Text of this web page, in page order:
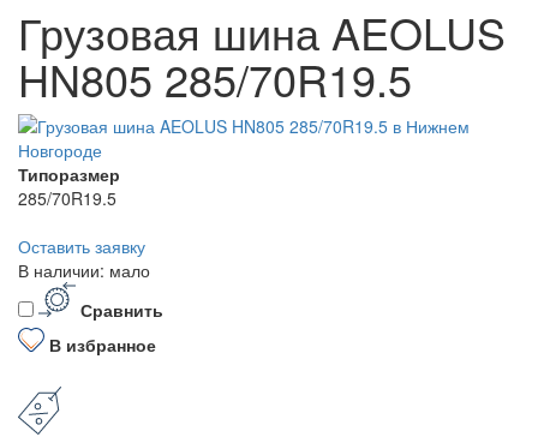
Грузовая шина AEOLUS
HN805 285/70R19.5
Типоразмер
285/70R19.5
Оставить заявку
В наличии: мало
Сравнить
В избранное